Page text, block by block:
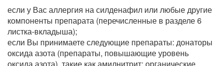
если у Вас аллергия на силденафил или любые другие
компоненты препарата (перечисленные в разделе 6
листка-вкладыша);
если Вы принимаете следующие препараты: донаторы
оксида азота (препараты, повышающие уровень